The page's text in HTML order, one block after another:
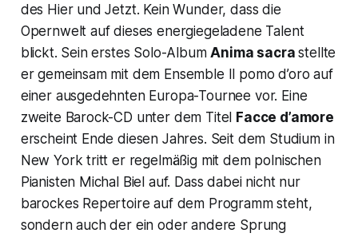
des Hier und Jetzt. Kein Wunder, dass die
Opernwelt auf dieses energiegeladene Talent
blickt. Sein erstes Solo-AlbumAnima sacra stellte
er gemeinsam mit dem Ensemble Il pomo d’oro auf
einer ausgedehnten Europa-Tournee vor. Eine
zweite Barock-CD unter dem Titel Facce d’amore
erscheint Ende diesen Jahres. Seit dem Studium in
New York tritt er regelmäßig mit dem polnischen
Pianisten Michal Biel auf. Dass dabei nicht nur
barockes Repertoire auf dem Programm steht,
sondern auch der ein oder andere Sprung